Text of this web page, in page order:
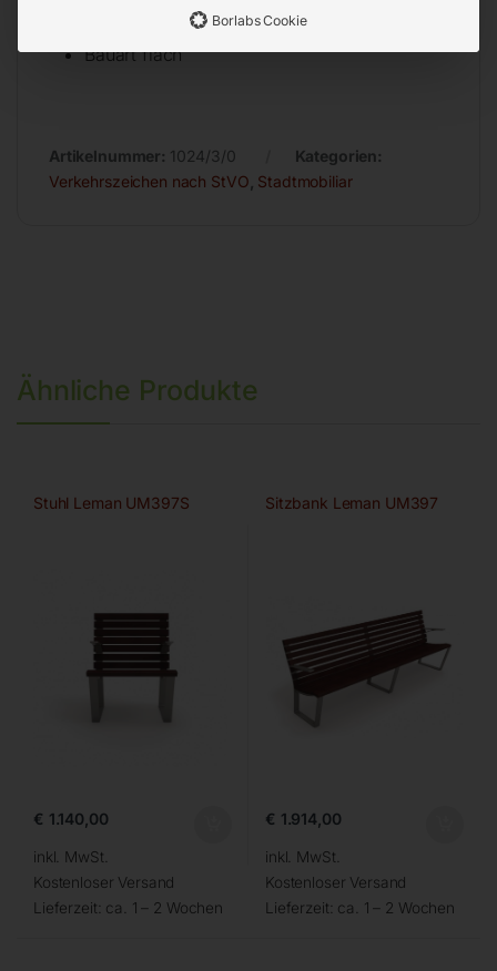
Bauart flach
Artikelnummer: 1024/3/0
Kategorien:
Verkehrszeichen nach StVO Stadtmobiliar
Ähnliche Produkte
Stuhl Leman UM397S
€ 1.140,00
inkl. MwSt.
Kostenloser Versand
Lieferzeit: ca. 1 – 2 Wochen
Sitzbank Leman UM397
€ 1.914,00
inkl. MwSt.
Kostenloser Versand
Lieferzeit: ca. 1 – 2 Wochen
Borlabs Cookie